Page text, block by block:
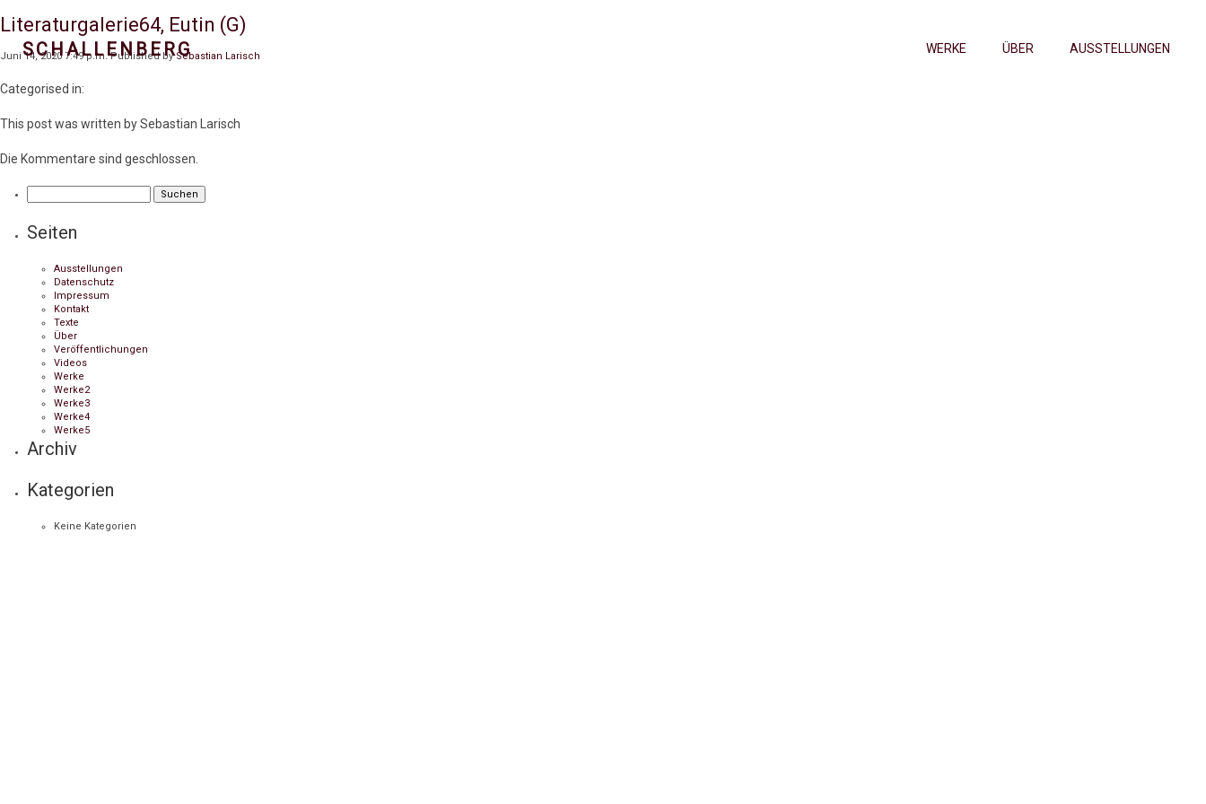
SCHALLENBERG WERKE ÜBER AUSSTELLUNGEN
Literaturgalerie64, Eutin (G)
Juni 14, 2020 7:49 p.m. Published bySebastian Larisch
Categorised in:
This post was written by Sebastian Larisch
Die Kommentare sind geschlossen.
nach:
Seiten
Ausstellungen
Datenschutz
Impressum
Kontakt
Texte
Über
Veröffentlichungen
Videos
Werke
Werke2
Werke3
Werke4
Werke5
Archiv
Kategorien
Keine Kategorien